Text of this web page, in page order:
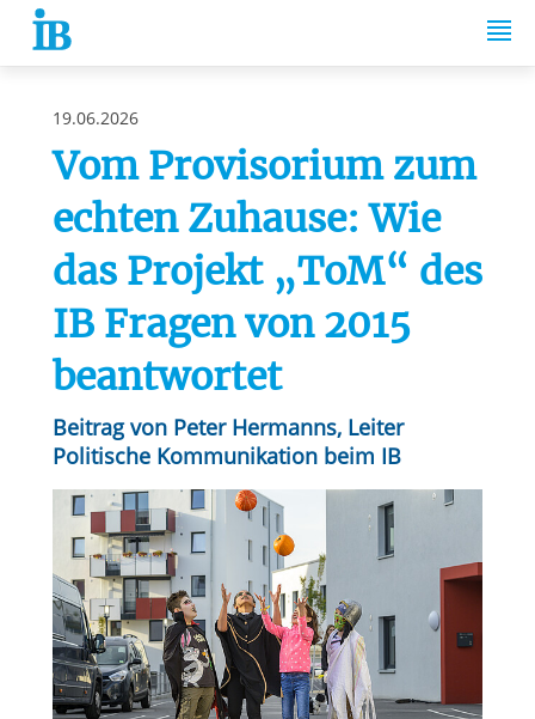
Springe zum Inhalt
19.06.2026
Vom Provisorium zum
echten Zuhause: Wie
das Projekt „ToM“ des
IB Fragen von 2015
beantwortet
Beitrag von Peter Hermanns, Leiter
Politische Kommunikation beim IB